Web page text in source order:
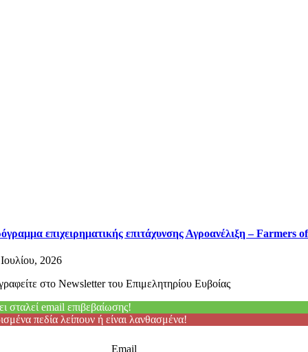
επιχειρηματικής επιτάχυνσης Αγροανέλιξη – Farmers
2026
στο Newsletter του Επιμελητηρίου Ευβοίας
σταλεί email επιβεβαίωσης!
πεδία λείπουν ή είναι λανθασμένα!
Email